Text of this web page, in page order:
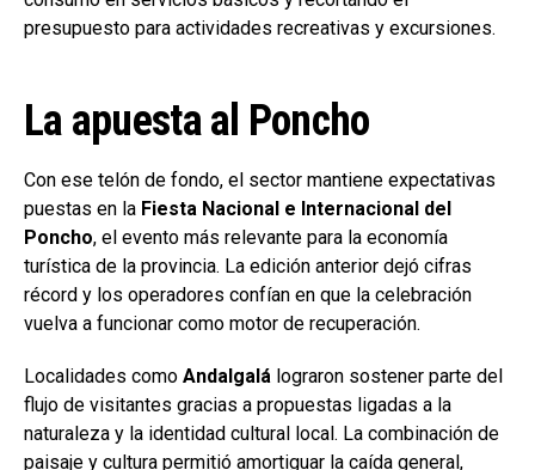
presupuesto para actividades recreativas y excursiones.
La apuesta al Poncho
Con ese telón de fondo, el sector mantiene expectativas
puestas en la Fiesta Nacional e Internacional del
Poncho, el evento más relevante para la economía
turística de la provincia. La edición anterior dejó cifras
récord y los operadores confían en que la celebración
vuelva a funcionar como motor de recuperación.
Localidades como Andalgalá lograron sostener parte del
flujo de visitantes gracias a propuestas ligadas a la
naturaleza y la identidad cultural local. La combinación de
paisaje y cultura permitió amortiguar la caída general,